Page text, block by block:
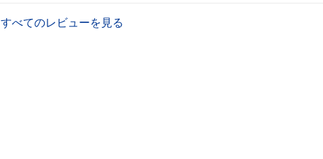
すべてのレビューを見る